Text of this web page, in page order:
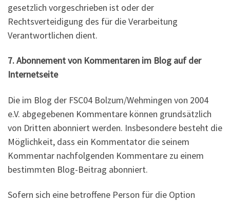
gesetzlich vorgeschrieben ist oder der
Rechtsverteidigung des für die Verarbeitung
Verantwortlichen dient.
7. Abonnement von Kommentaren im Blog auf der
Internetseite
Die im Blog der FSC04 Bolzum/Wehmingen von 2004
e.V. abgegebenen Kommentare können grundsätzlich
von Dritten abonniert werden. Insbesondere besteht die
Möglichkeit, dass ein Kommentator die seinem
Kommentar nachfolgenden Kommentare zu einem
bestimmten Blog-Beitrag abonniert.
Sofern sich eine betroffene Person für die Option